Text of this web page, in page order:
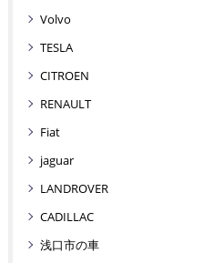
Volvo
TESLA
CITROEN
RENAULT
Fiat
jaguar
LANDROVER
CADILLAC
浅口市の車